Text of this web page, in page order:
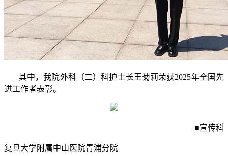
其中，我院外科（二）科护士长王菊莉荣获2025年全国先
进工作者表彰。
■宣传科
复旦大学附属中山医院青浦分院